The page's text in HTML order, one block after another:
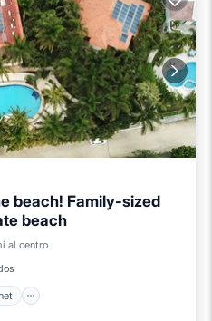
beach! Family-sized
beach
al centro
Internet
Apto para niños